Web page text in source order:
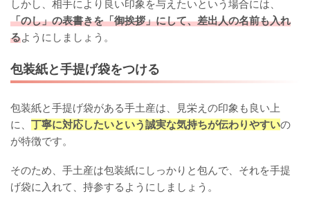
しかし、相手により良い印象を与えたいという場合には、
「のし」の表書きを「御挨拶」にして、差出人の名前も入れ
るようにしましょう。
包装紙と手提げ袋をつける
包装紙と手提げ袋がある手土産は、見栄えの印象も良い上
に、 丁寧に対応したいという誠実な気持ちが伝わりやすいの
が特徴です。
そのため、手土産は包装紙にしっかりと包んで、それを手提
げ袋に入れて、持参するようにしましょう。